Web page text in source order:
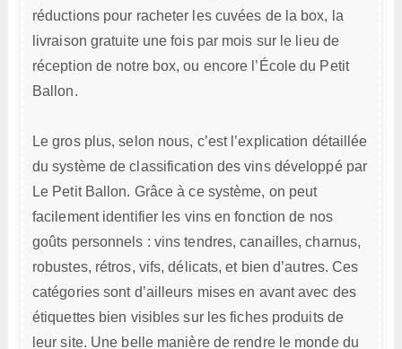
réductions pour racheter les cuvées de la box, la
livraison gratuite une fois par mois sur le lieu de
réception de notre box, ou encore l’École du Petit
Ballon.
Le gros plus, selon nous, c’est l’explication détaillée
du système de classification des vins développé par
Le Petit Ballon. Grâce à ce système, on peut
facilement identifier les vins en fonction de nos
goûts personnels : vins tendres, canailles, charnus,
robustes, rétros, vifs, délicats, et bien d’autres. Ces
catégories sont d’ailleurs mises en avant avec des
étiquettes bien visibles sur les fiches produits de
leur site. Une belle manière de rendre le monde du